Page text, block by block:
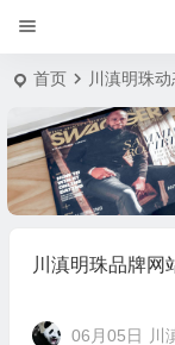
首页 川滇明珠
川滇明珠品牌网
06月05日